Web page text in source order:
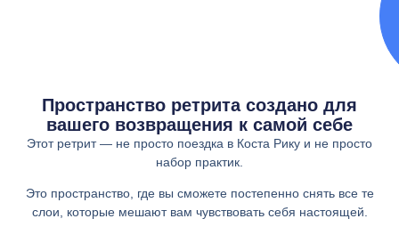
Пространство ретрита создано для
вашего возвращения к самой себе
Этот ретрит — не просто поездка в Коста Рику и не просто
набор практик.
Это пространство, где вы сможете постепенно снять все те
слои, которые мешают вам чувствовать себя настоящей.